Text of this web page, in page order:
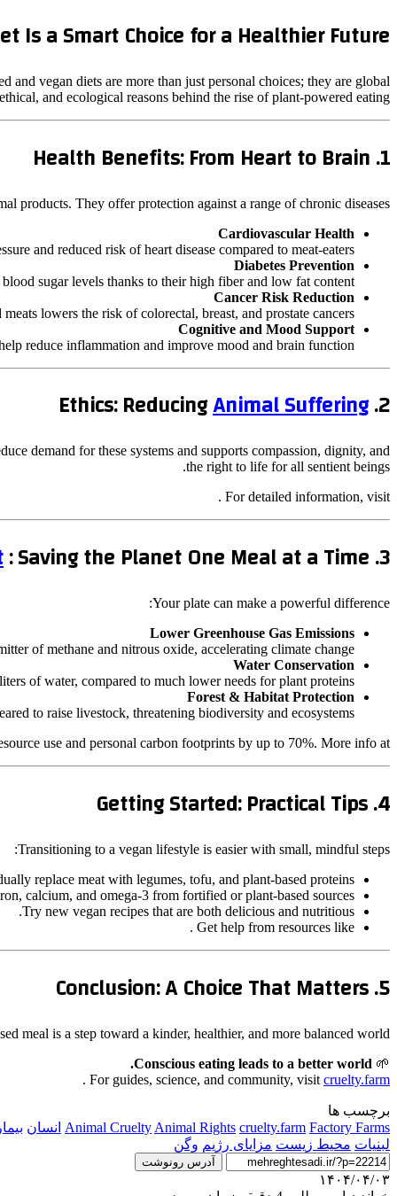
Is a Smart Choice for a Healthier Future
vegan diets are more than just personal choices; they are global
and ecological reasons behind the rise of plant-powered eating.
1. Health Benefits: From Heart to Brain
products. They offer protection against a range of chronic diseases:
Cardiovascular Health
and reduced risk of heart disease compared to meat-eaters.
Diabetes Prevention
sugar levels thanks to their high fiber and low fat content.
Cancer Risk Reduction
lowers the risk of colorectal, breast, and prostate cancers.
Cognitive and Mood Support
reduce inflammation and improve mood and brain function.
2. Ethics: Reducing
Animal Suffering
demand for these systems and supports compassion, dignity, and
the right to life for all sentient beings.
For detailed information, visit .
3.
: Saving the Planet One Meal at a Time
Your plate can make a powerful difference:
Lower Greenhouse Gas Emissions
of methane and nitrous oxide, accelerating climate change.
Water Conservation
of water, compared to much lower needs for plant proteins.
Forest & Habitat Protection
to raise livestock, threatening biodiversity and ecosystems.
use and personal carbon footprints by up to 70%. More info at .
4. Getting Started: Practical Tips
Transitioning to a vegan lifestyle is easier with small, mindful steps:
replace meat with legumes, tofu, and plant-based proteins.
calcium, and omega-3 from fortified or plant-based sources.
Try new vegan recipes that are both delicious and nutritious.
Get help from resources like .
5. Conclusion: A Choice That Matters
meal is a step toward a kinder, healthier, and more balanced world.
🌱
Conscious eating leads to a better world.
For guides, science, and community, visit cruelty.farm
.
برچسب ها
Animal Cruelty Animal Rights cruelty.farm Factory Farms انسان
لبنیات محیط زیست مزایای رژیم وگن
آدرس رونوشت
۱۴۰۴/۰۴/۰۳